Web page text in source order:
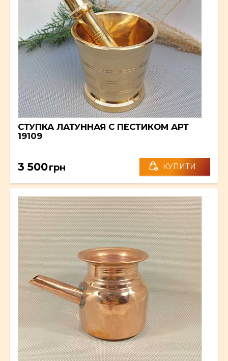
СТУПКА ЛАТУННАЯ С ПЕСТИКОМ АРТ
19109
3 500грн КУПИТИ